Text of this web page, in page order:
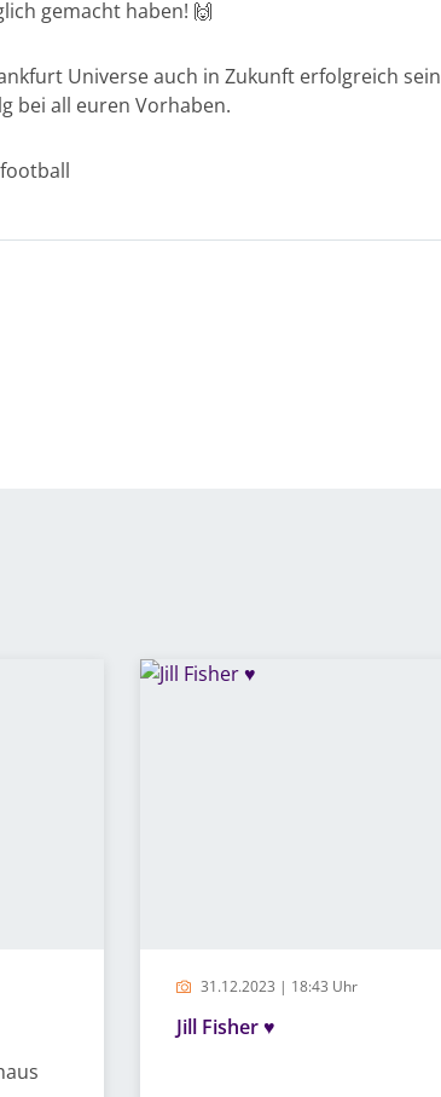
gemacht haben! 🙌
Universe auch in Zukunft erfolgreich sein
bei all euren Vorhaben.
31.12.2023 | 18:43 Uhr
Jill Fisher ♥️